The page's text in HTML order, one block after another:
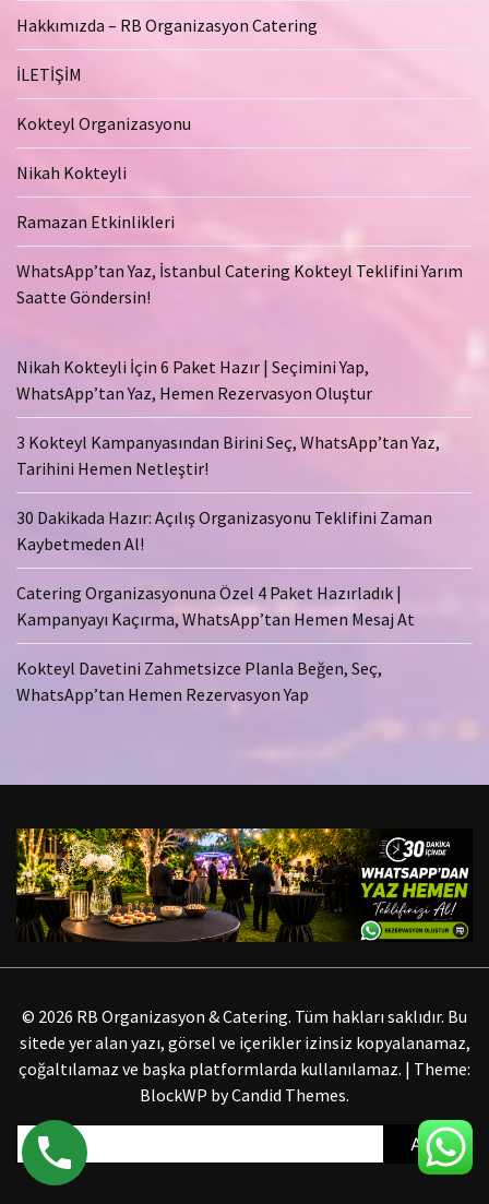
Hakkımızda – RB Organizasyon Catering
İLETİŞİM
Kokteyl Organizasyonu
Nikah Kokteyli
Ramazan Etkinlikleri
WhatsApp’tan Yaz, İstanbul Catering Kokteyl Teklifini Yarım
Saatte Göndersin!
Nikah Kokteyli İçin 6 Paket Hazır | Seçimini Yap,
WhatsApp’tan Yaz, Hemen Rezervasyon Oluştur
3 Kokteyl Kampanyasından Birini Seç, WhatsApp’tan Yaz,
Tarihini Hemen Netleştir!
30 Dakikada Hazır: Açılış Organizasyonu Teklifini Zaman
Kaybetmeden Al!
Catering Organizasyonuna Özel 4 Paket Hazırladık |
Kampanyayı Kaçırma, WhatsApp’tan Hemen Mesaj At
Kokteyl Davetini Zahmetsizce Planla Beğen, Seç,
WhatsApp’tan Hemen Rezervasyon Yap
© 2026 RB Organizasyon & Catering. Tüm hakları saklıdır. Bu
sitede yer alan yazı, görsel ve içerikler izinsiz kopyalanamaz,
çoğaltılamaz ve başka platformlarda kullanılamaz. | Theme:
BlockWP byCandid Themes.
Arama: